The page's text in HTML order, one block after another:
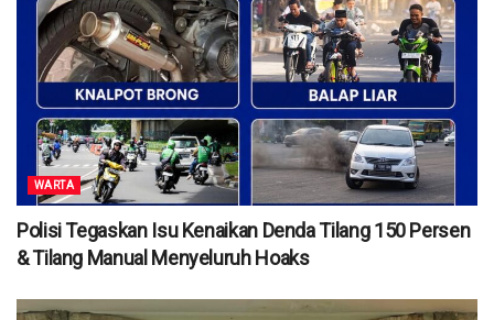
WARTA
Polisi Tegaskan Isu Kenaikan Denda Tilang 150 Persen
& Tilang Manual Menyeluruh Hoaks